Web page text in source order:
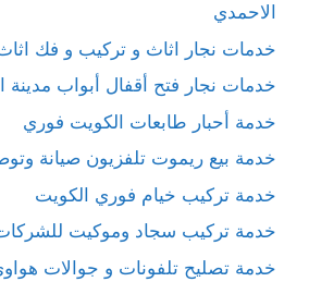
الاحمدي
خدمات نجار اثاث و تركيب و فك
خدمات نجار فتح أقفال أبواب مدينة
خدمة أحبار طابعات الكويت فوري
خدمة بيع ريموت تلفزيون صيانة
خدمة تركيب خيام فوري الكويت
خدمة تركيب سجاد وموكيت للشركات
خدمة تصليح تلفونات و جوالات